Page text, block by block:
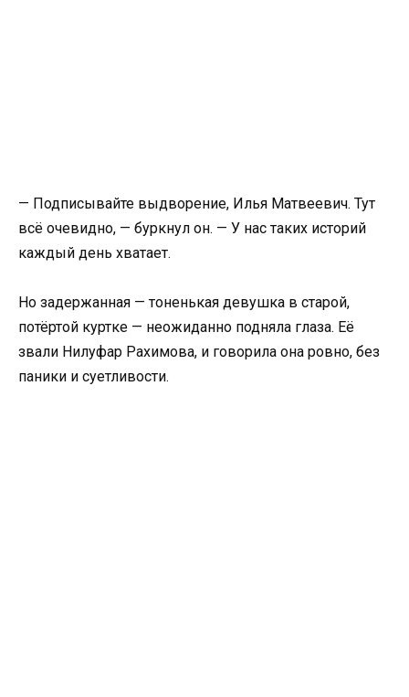
— Подписывайте выдворение, Илья Матвеевич. Тут
всё очевидно, — буркнул он. — У нас таких историй
каждый день хватает.
Но задержанная — тоненькая девушка в старой,
потёртой куртке — неожиданно подняла глаза. Её
звали Нилуфар Рахимова, и говорила она ровно, без
паники и суетливости.